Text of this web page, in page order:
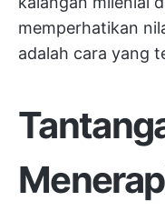
memperhatikan
adalah cara yang